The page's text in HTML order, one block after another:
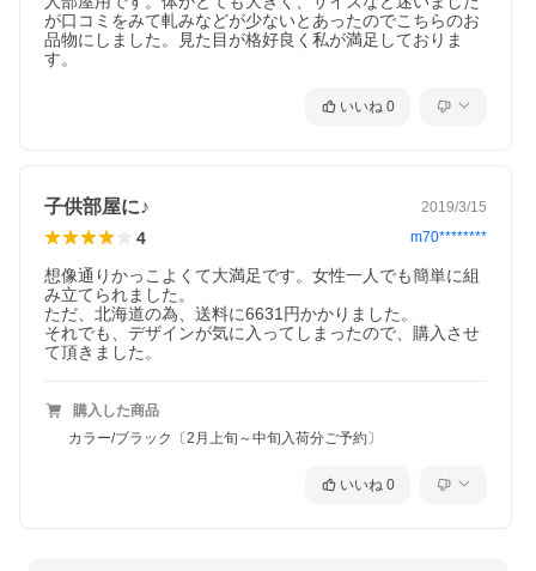
が口コミをみて軋みなどが少ないとあったのでこちらのお
品物にしました。見た目が格好良く私が満足しておりま
す。
いいね 0
子供部屋に♪ 2019/3/15
4 m70********
想像通りかっこよくて大満足です。女性一人でも簡単に組
み立てられました。
ただ、北海道の為、送料に6631円かかりました。
それでも、デザインが気に入ってしまったので、購入させ
て頂きました。
購入した商品
カラー/ブラック〔2月上旬～中旬入荷分ご予約〕
いいね 0